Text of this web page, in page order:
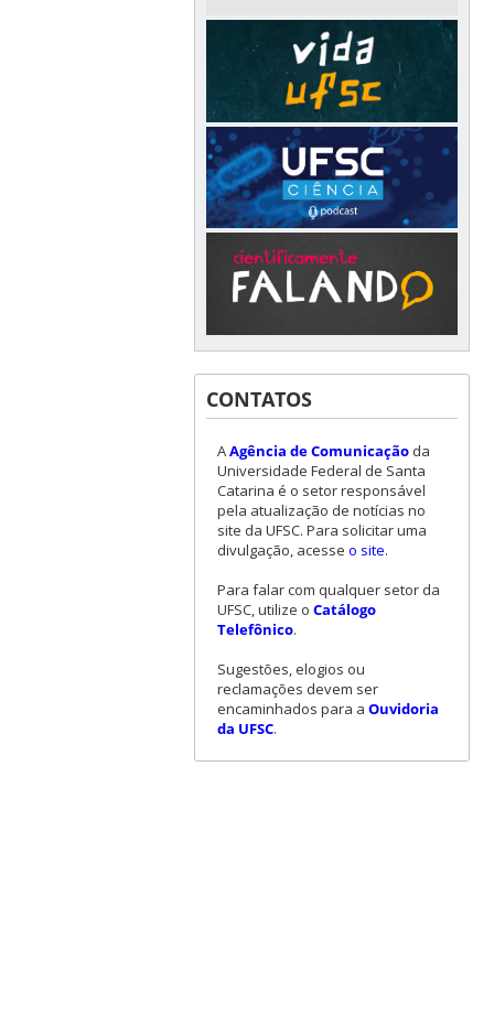
CONTATOS
AAgência de Comunicaçãoda
Universidade Federal de Santa
Catarina é o setor responsável
pela atualização de notícias no
site da UFSC. Para solicitar uma
divulgação, acesse o site.
Para falar com qualquer setor da
UFSC, utilize o Catálogo
Telefônico.
Sugestões, elogios ou
reclamações devem ser
encaminhados para a Ouvidoria
da UFSC.